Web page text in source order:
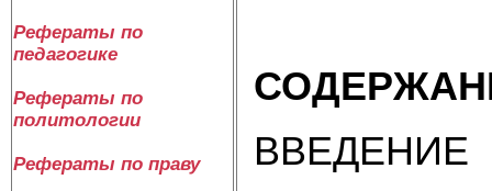
Рефераты по
педагогике
Рефераты по
политологии
Рефераты по праву
ВВЕДЕНИЕ